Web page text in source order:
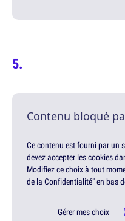
Contenu bloqué
Ce contenu est fourni par un
devez accepter les cookies
Modifiez ce choix à tout
de la Confidentialité" en bas
Gérer mes choix